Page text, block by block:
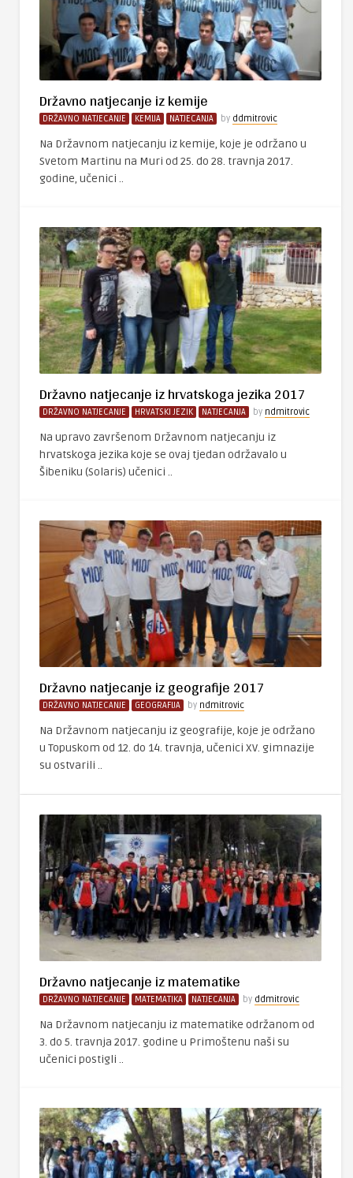
Državno natjecanje iz kemije
DRŽAVNO NATJECANJE KEMIJA NATJECANJA by ddmitrovic
Na Državnom natjecanju iz kemije, koje je održano u
Svetom Martinu na Muri od 25. do 28. travnja 2017.
godine, učenici ..
Državno natjecanje iz hrvatskoga jezika 2017
DRŽAVNO NATJECANJE HRVATSKI JEZIK NATJECANJA by ndmitrovic
Na upravo završenom Državnom natjecanju iz
hrvatskoga jezika koje se ovaj tjedan održavalo u
Šibeniku (Solaris) učenici ..
Državno natjecanje iz geografije 2017
DRŽAVNO NATJECANJE GEOGRAFIJA by ndmitrovic
Na Državnom natjecanju iz geografije, koje je održano
u Topuskom od 12. do 14. travnja, učenici XV. gimnazije
su ostvarili ..
Državno natjecanje iz matematike
DRŽAVNO NATJECANJE MATEMATIKA NATJECANJA by ddmitrovic
Na Državnom natjecanju iz matematike održanom od
3. do 5. travnja 2017. godine u Primoštenu naši su
učenici postigli ..